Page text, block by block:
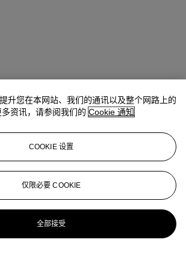
升您在本网站、我们的通讯以及整个网路上的
资讯，请参阅我们的 Cookie 通知
COOKIE 设置
仅限必要 COOKIE
全部接受